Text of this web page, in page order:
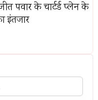
पवार के चार्टर्ड प्लेन के
इंतजार